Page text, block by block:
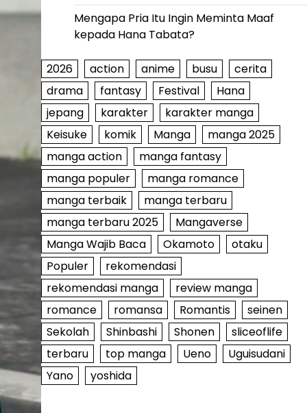
Mengapa Pria Itu Ingin Meminta Maaf
kepada Hana Tabata?
2026 action anime busu
cerita
drama
fantasy Festival
Hana
jepang
karakter
karakter manga
Keisuke
komik Manga
manga 2025
manga action
manga fantasy
manga populer
manga romance
manga terbaik
manga terbaru
manga terbaru 2025
Mangaverse
Manga Wajib Baca
Okamoto
otaku
Populer
rekomendasi
rekomendasi manga
review manga
romance
romansa Romantis
seinen
Sekolah
Shinbashi Shonen
sliceoflife
terbaru
top manga Ueno
Uguisudani
Yano
yoshida